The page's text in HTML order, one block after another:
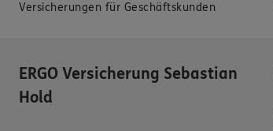
Versicherungen für Geschäftskunden
ERGO Versicherung Sebastian
Hold